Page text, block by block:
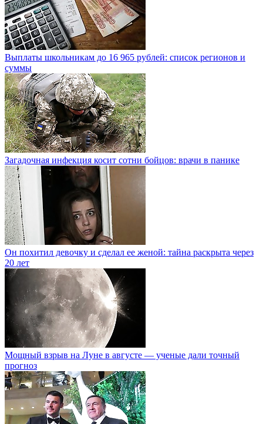
Выплаты школьникам до 16 965 рублей: список регионов и
суммы
Загадочная инфекция косит сотни бойцов: врачи в панике
Он похитил девочку и сделал ее женой: тайна раскрыта через
20 лет
Мощный взрыв на Луне в августе — ученые дали точный
прогноз